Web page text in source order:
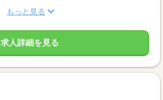
もっと見る
求人詳細を見る